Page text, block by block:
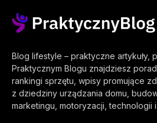
Blog lifestyle – praktyczne artykuły,
Praktycznym Blogu znajdziesz
rankingi sprzętu, wpisy promujące
z dziedziny urządzania domu,
marketingu, motoryzacji, technologii